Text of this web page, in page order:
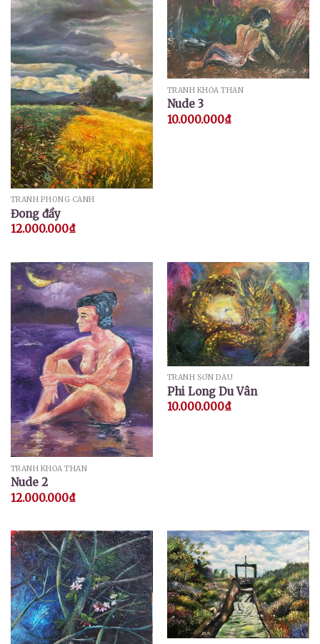
TRANH PHONG CẢNH
Đong đầy
12.000.000₫
TRANH KHỎA THÂN
Nude 3
10.000.000₫
TRANH KHỎA THÂN
Nude 2
12.000.000₫
TRANH SƠN DẦU
Phi Long Du Vân
10.000.000₫